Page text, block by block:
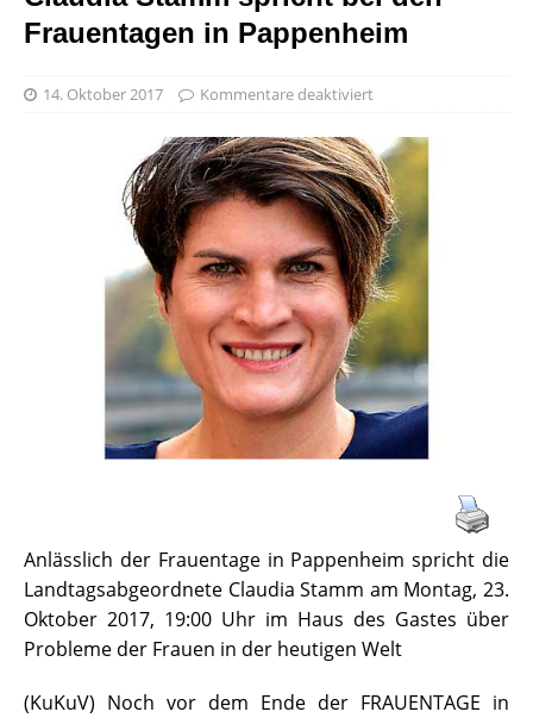
Frauentagen in Pappenheim
14. Oktober 2017 Kommentare deaktiviert
Anlässlich der Frauentage in Pappenheim spricht die
Landtagsabgeordnete Claudia Stamm am Montag, 23.
Oktober 2017, 19:00 Uhr im Haus des Gastes über
Probleme der Frauen in der heutigen Welt
(KuKuV) Noch vor dem Ende der FRAUENTAGE in